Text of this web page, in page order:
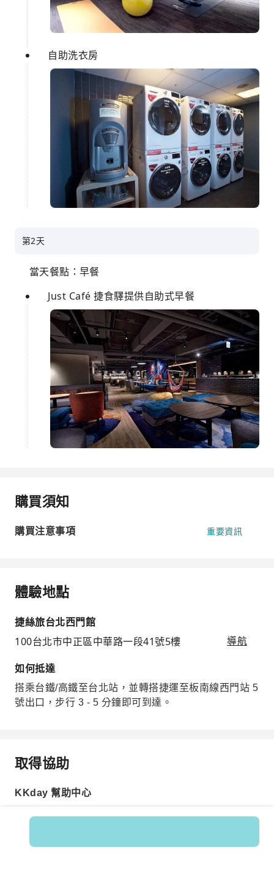
自助洗衣房
第2天
當天餐點：早餐
Just Café 捷食驛提供自助式早餐
購買須知
購買注意事項 重要資訊
體驗地點
捷絲旅台北西門館
100台北市中正區中華路一段41號5樓
導航
如何抵達
搭乘台鐵/高鐵至台北站，並轉搭捷運至板南線西門站 5
號出口，步行 3 - 5 分鐘即可到達。
取得協助
KKday 幫助中心